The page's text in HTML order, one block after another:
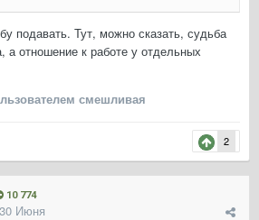
подавать. Тут, можно сказать, судьба
а отношение к работе у отдельных
смешливая
2
10 774
30 Июня